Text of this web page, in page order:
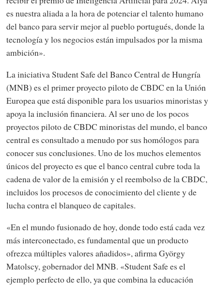
es nuestra aliada a la hora de potenciar el talento humano
del banco para servir mejor al pueblo portugués, donde la
tecnología y los negocios están impulsados por la misma
ambición».
La iniciativa Student Safe del Banco Central de Hungría
(MNB) es el primer proyecto piloto de CBDC en la Unión
Europea que está disponible para los usuarios minoristas y
apoya la inclusión financiera. Al ser uno de los pocos
proyectos piloto de CBDC minoristas del mundo, el banco
central es consultado a menudo por sus homólogos para
conocer sus conclusiones. Uno de los muchos elementos
únicos del proyecto es que el banco central cubre toda la
cadena de valor de la emisión y el reembolso de la CBDC,
incluidos los procesos de conocimiento del cliente y de
lucha contra el blanqueo de capitales.
«En el mundo fusionado de hoy, donde todo está cada vez
más interconectado, es fundamental que un producto
ofrezca múltiples valores añadidos», afirma György
Matolscy, gobernador del MNB. «Student Safe es el
ejemplo perfecto de ello, ya que combina la educación